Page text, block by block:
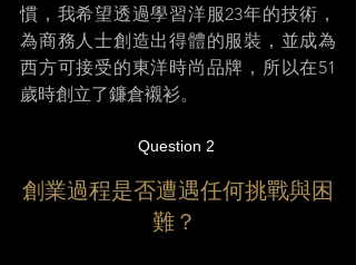
慣，我希望透過學習洋服23年的技術，
為商務人士創造出得體的服裝，並成為
西方可接受的東洋時尚品牌，所以在51
歲時創立了鐮倉襯衫。
Question 2
創業過程是否遭遇任何挑戰與困
難？